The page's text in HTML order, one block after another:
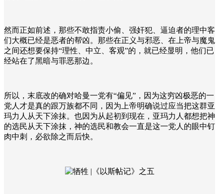
然而正如前述，那些不敢指责小偷、强奸犯、逼迫者的理中客
们大概已经是恶者的帮凶。那些在正义与邪恶、在上帝与魔鬼
之间还想要保持“理性、中立、客观”的，就已经显明，他们已
经站在了黑暗与罪恶那边。
所以，末底改的确对哈曼一党有“偏见”，因为这穷凶极恶的一
党人才是真的跟万族都不同，因为上帝明确说过应当把这群亚
玛力人从天下涂抹。也因为从起初到现在，亚玛力人都想把神
的选民从天下涂抹，神的选民和教会一直是这一党人的眼中钉
肉中刺，必欲除之而后快。